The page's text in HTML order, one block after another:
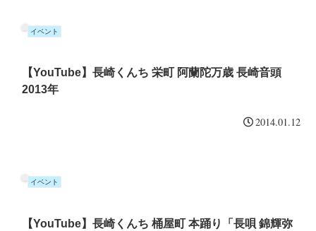
イベント
【YouTube】長崎くんち 栄町 阿蘭陀万歳 長崎音頭
2013年
2014.01.12
イベント
【YouTube】長崎くんち 桶屋町 本踊り「長唄 錦輝弥